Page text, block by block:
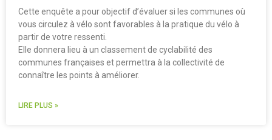
Cette enquête a pour objectif d’évaluer si les communes où
vous circulez à vélo sont favorables à la pratique du vélo à
partir de votre ressenti.
Elle donnera lieu à un classement de cyclabilité des
communes françaises et permettra à la collectivité de
connaître les points à améliorer.
LIRE PLUS »